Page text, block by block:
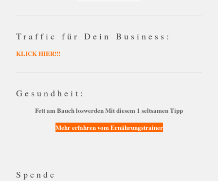
Traffic für Dein Business:
KLICK HIER!!!
Gesundheit:
Fett am Bauch loswerden Mit diesem 1 seltsamen Tipp
Mehr erfahren vom Ernährungstrainer
Spende